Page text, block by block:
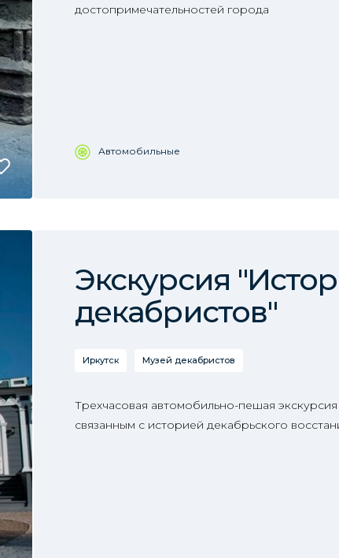
достопримечательностей города
Автомобильные
Экскурсия
декабристов"
Иркутск Музей декабристов
Трехчасовая автомобильно-пешая
связанным с историей декабрьского